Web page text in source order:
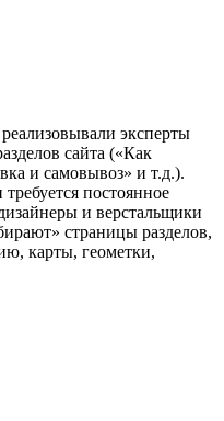
эксперты
сайта («Как
и самовывоз» и т.д.).
постоянное
и верстальщики
страницы разделов,
карты, геометки,